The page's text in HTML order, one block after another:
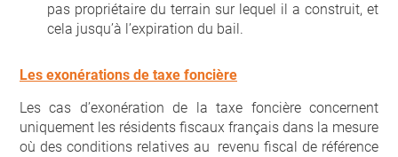
pas propriétaire du terrain sur lequel il a construit, et
cela jusqu’à l’expiration du bail.
Les exonérations de taxe foncière
Les cas d’exonération de la taxe foncière concernent
uniquement les résidents fiscaux français dans la mesure
où des conditions relatives au revenu fiscal de référence